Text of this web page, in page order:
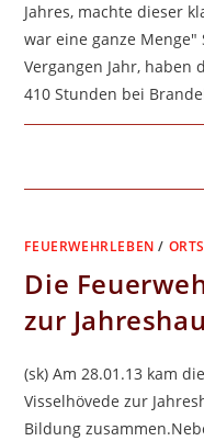
Jahres, machte dieser
war eine ganze
Vergangen Jahr, haben
410 Stunden bei
FEUERWEHRLEBEN /
Die
zur
(sk) Am 28.01.13 kam
Visselhövede zur
Bildung